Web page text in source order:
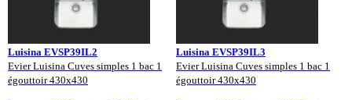
Luisina EVSP39IL2
Evier Luisina Cuves simples 1 bac 1
égouttoir 430x430
Luisina EVSP39IL3
Evier Luisina Cuves simples 1 bac 1
égouttoir 430x430